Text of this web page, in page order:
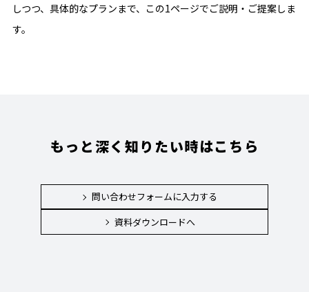
しつつ、具体的なプランまで、この1ページでご説明・ご提案しま
す。
もっと深く知りたい時はこちら
問い合わせフォームに入力する
資料ダウンロードへ